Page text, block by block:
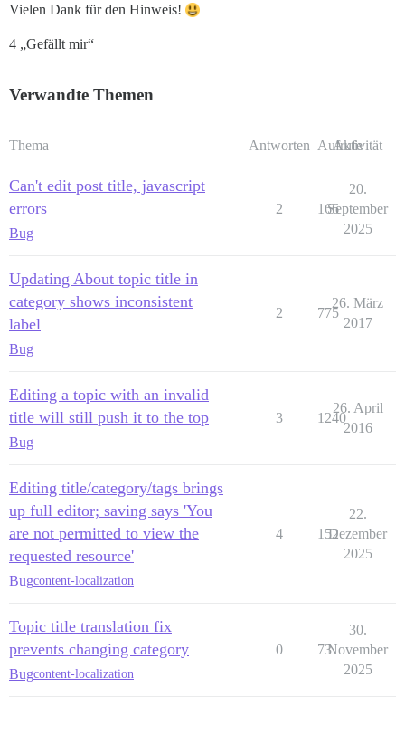
Vielen Dank für den Hinweis!
4 „Gefällt mir“
Verwandte Themen
Thema Antworten Aufrufe
Aktivität
Can't edit post title, javascript
errors
Bug
2 166
20.
September
2025
Updating About topic title in
category shows inconsistent
label
Bug
2 775
26. März
2017
Editing a topic with an invalid
title will still push it to the top
Bug
3 1240
26. April
2016
Editing title/category/tags brings
up full editor; saving says 'You
are not permitted to view the
requested resource'
Bugcontent-localization
4 152
22.
Dezember
2025
Topic title translation fix
prevents changing category
Bugcontent-localization
0 73
30.
November
2025